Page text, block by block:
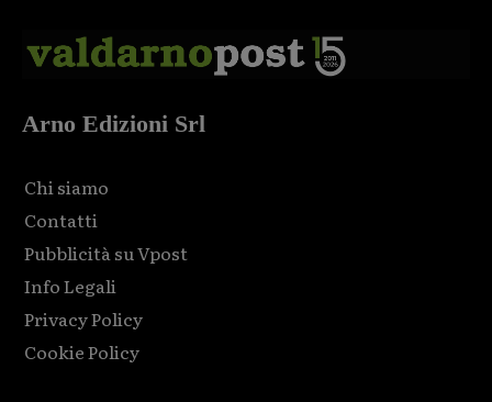
Arno Edizioni Srl
Chi siamo
Contatti
Pubblicità su Vpost
Info Legali
Privacy Policy
Cookie Policy